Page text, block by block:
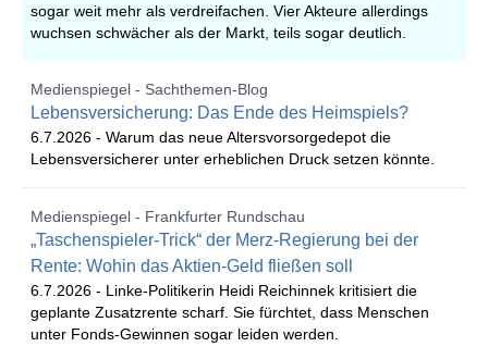
sogar weit mehr als verdreifachen. Vier Akteure allerdings
wuchsen schwächer als der Markt, teils sogar deutlich.
Medienspiegel - Sachthemen-Blog
Lebensversicherung: Das Ende des Heimspiels?
6.7.2026 - Warum das neue Altersvorsorgedepot die
Lebensversicherer unter erheblichen Druck setzen könnte.
Medienspiegel - Frankfurter Rundschau
„Taschenspieler-Trick“ der Merz-Regierung bei der
Rente: Wohin das Aktien-Geld fließen soll
6.7.2026 - Linke-Politikerin Heidi Reichinnek kritisiert die
geplante Zusatzrente scharf. Sie fürchtet, dass Menschen
unter Fonds-Gewinnen sogar leiden werden.